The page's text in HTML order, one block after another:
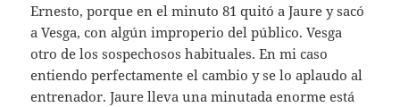
Ernesto, porque en el minuto 81 quitó a Jaure y sacó
a Vesga, con algún improperio del público. Vesga
otro de los sospechosos habituales. En mi caso
entiendo perfectamente el cambio y se lo aplaudo al
entrenador. Jaure lleva una minutada enorme está